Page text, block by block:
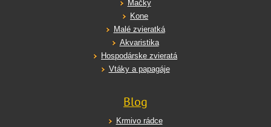
Mačky
Kone
Malé zvieratká
Akvaristika
Hospodárske zvieratá
Vtáky a papagáje
Blog
Krmivo rádce